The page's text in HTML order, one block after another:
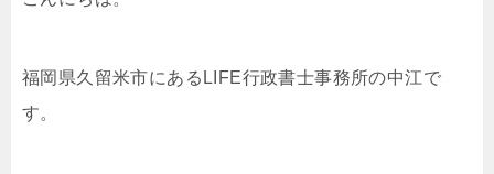
福岡県久留米市にあるLIFE行政書士事務所の中江で
す。